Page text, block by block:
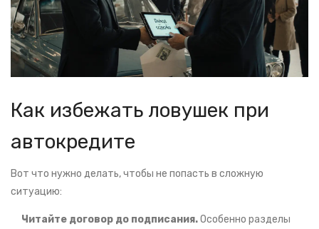
Как избежать ловушек при
автокредите
Вот что нужно делать, чтобы не попасть в сложную
ситуацию:
Читайте договор до подписания.Особенно разделы